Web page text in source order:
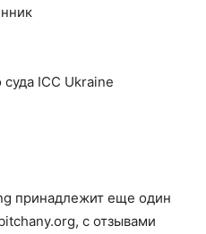
ICC Ukraine
принадлежит еще один
с отзывами